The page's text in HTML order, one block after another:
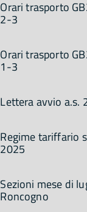
Orari trasporto
2-3
Orari trasporto
1-3
Lettera avvio a.s.
Regime tariffario
2025
Sezioni mese di
Roncogno